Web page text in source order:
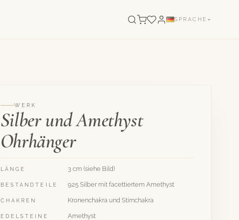
SPRACHE
WERK
Silber und Amethyst
Ohrhänger
LÄNGE 3 cm (siehe Bild)
BESTANDTEILE 925 Silber mit facettiertem Amethyst
CHAKREN Kronenchakra und Stirnchakra
EDELSTEINE Amethyst